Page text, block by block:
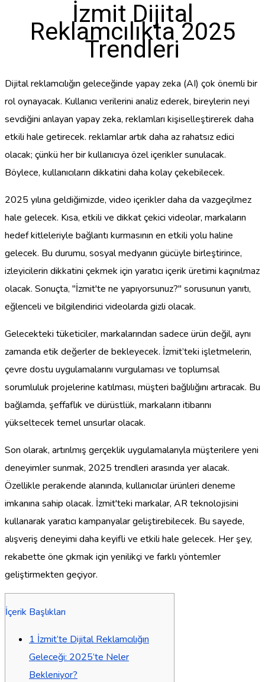
İzmit Dijital
Reklamcılıkta 2025
Trendleri
Dijital reklamcılığın geleceğinde yapay zeka (AI) çok önemli bir
rol oynayacak. Kullanıcı verilerini analiz ederek, bireylerin neyi
sevdiğini anlayan yapay zeka, reklamları kişiselleştirerek daha
etkili hale getirecek. reklamlar artık daha az rahatsız edici
olacak; çünkü her bir kullanıcıya özel içerikler sunulacak.
Böylece, kullanıcıların dikkatini daha kolay çekebilecek.
2025 yılına geldiğimizde, video içerikler daha da vazgeçilmez
hale gelecek. Kısa, etkili ve dikkat çekici videolar, markaların
hedef kitleleriyle bağlantı kurmasının en etkili yolu haline
gelecek. Bu durumu, sosyal medyanın gücüyle birleştirince,
izleyicilerin dikkatini çekmek için yaratıcı içerik üretimi kaçınılmaz
olacak. Sonuçta, "İzmit'te ne yapıyorsunuz?" sorusunun yanıtı,
eğlenceli ve bilgilendirici videolarda gizli olacak.
Gelecekteki tüketiciler, markalarından sadece ürün değil, aynı
zamanda etik değerler de bekleyecek. İzmit’teki işletmelerin,
çevre dostu uygulamalarını vurgulaması ve toplumsal
sorumluluk projelerine katılması, müşteri bağlılığını artıracak. Bu
bağlamda, şeffaflık ve dürüstlük, markaların itibarını
yükseltecek temel unsurlar olacak.
Son olarak, artırılmış gerçeklik uygulamalarıyla müşterilere yeni
deneyimler sunmak, 2025 trendleri arasında yer alacak.
Özellikle perakende alanında, kullanıcılar ürünleri deneme
imkanına sahip olacak. İzmit'teki markalar, AR teknolojisini
kullanarak yaratıcı kampanyalar geliştirebilecek. Bu sayede,
alışveriş deneyimi daha keyifli ve etkili hale gelecek. Her şey,
rekabette öne çıkmak için yenilikçi ve farklı yöntemler
geliştirmekten geçiyor.
İçerik Başlıkları
1 İzmit’te Dijital Reklamcılığın
Geleceği: 2025’te Neler
Bekleniyor?